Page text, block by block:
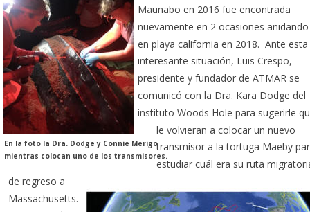
Maunabo en 2016 fue encontrada
nuevamente en 2 ocasiones
en playa california en 2018.  Ante esta
interesante situación, Luis Crespo,
presidente y fundador de ATMAR se
comunicó con la Dra. Kara Dodge del
instituto Woods Hole para sugerirle
le volvieran a colocar un nuevo
transmisor a la tortuga Maeby
estudiar cuál era su ruta
de regreso a
Massachusetts.
En la foto la Dra. Dodge y Connie Merigo
mientras colocan uno de los transmisores.